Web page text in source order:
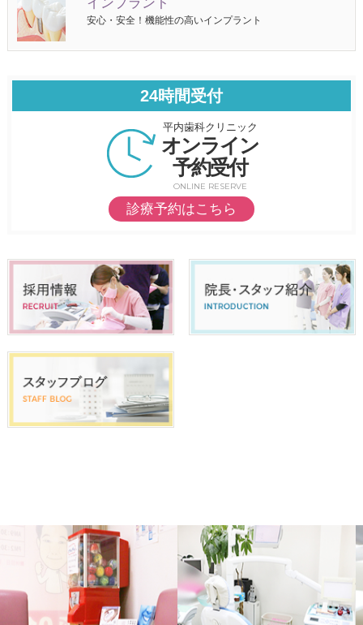
安心・安全！機能性の高いインプラント
24時間受付
平内歯科クリニック
オンライン
予約受付
ONLINE RESERVE
診療予約はこちら